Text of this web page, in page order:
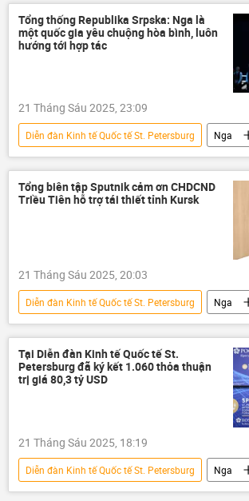
thông tin
Hoa Kỳ
Vladimir Putin
Thế giới
Tổng thống Republika Srpska: Nga là
một quốc gia yêu chuộng hòa bình, luôn
hướng tới hợp tác
21 Tháng Sáu 2025, 23:09
Diễn đàn Kinh tế Quốc tế St. Petersburg
Nga
SPIEF 2025
St. Petersburg
Milorad Dodik
Thế giới
thông tin
Bosnia và Herzegovina
Tổng biên tập Sputnik cảm ơn CHDCND
Triều Tiên hỗ trợ tái thiết tỉnh Kursk
21 Tháng Sáu 2025, 20:03
Diễn đàn Kinh tế Quốc tế St. Petersburg
Nga
Margarita Simonyan
Bắc Triều Tiên
Thế giới
Kursk
SPIEF 2025
thông tin
St. Petersburg
Tại Diễn đàn Kinh tế Quốc tế St.
Petersburg đã ký kết 1.060 thỏa thuận
trị giá 80,3 tỷ USD
21 Tháng Sáu 2025, 18:19
Diễn đàn Kinh tế Quốc tế St. Petersburg
Nga
SPIEF 2025
St. Petersburg